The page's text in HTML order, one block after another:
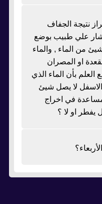
نتيجة الجفاف
اشار علي طبيب بوضع
من الماء , والماء
او المصران
بأن الماء الذي
لا يصل شيئ
في اخراج
يفطر او لا ؟